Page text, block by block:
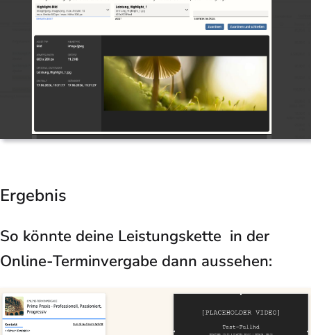
Ergebnis
So könnte deine Leistungskette in der
Online-Terminvergabe dann aussehen: